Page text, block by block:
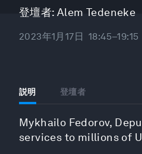
登壇者: Alem Tedeneke
2023年1月17日 18:45–19:15
説明 登壇者
Mykhailo Fedorov,
services to millions of
43
seconds